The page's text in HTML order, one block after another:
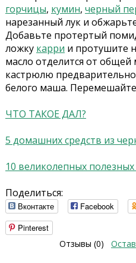
горчицы, кумин, черный
нарезанный лук и
Добавьте протертый
ложку карри и протушите
масло отделится от общей
кастрюлю
белого маша.
ЧТО ТАКОЕ ДАЛ?
5 домашних cредств из
10 великолепных
Поделиться:
Вконтакте Facebook
Pinterest
Отзывы (0)